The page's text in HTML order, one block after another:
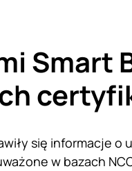
Smart
się informacje o
w bazach